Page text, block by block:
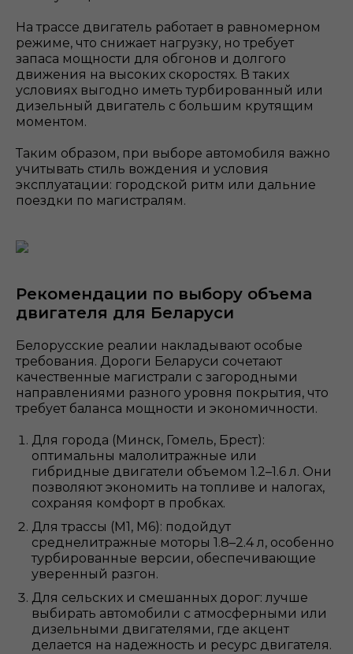
На трассе двигатель работает в равномерном
режиме, что снижает нагрузку, но требует
запаса мощности для обгонов и долгого
движения на высоких скоростях. В таких
условиях выгодно иметь турбированный или
дизельный двигатель с большим крутящим
моментом.
Таким образом, при выборе автомобиля важно
учитывать стиль вождения и условия
эксплуатации: городской ритм или дальние
поездки по магистралям.
Рекомендации по выбору объема
двигателя для Беларуси
Белорусские реалии накладывают особые
требования. Дороги Беларуси сочетают
качественные магистрали с загородными
направлениями разного уровня покрытия, что
требует баланса мощности и экономичности.
Для города (Минск, Гомель, Брест):
оптимальны малолитражные или
гибридные двигатели объемом 1.2–1.6 л. Они
позволяют экономить на топливе и налогах,
сохраняя комфорт в пробках.
Для трассы (М1, М6): подойдут
среднелитражные моторы 1.8–2.4 л, особенно
турбированные версии, обеспечивающие
уверенный разгон.
Для сельских и смешанных дорог: лучше
выбирать автомобили с атмосферными или
дизельными двигателями, где акцент
делается на надежность и ресурс двигателя.